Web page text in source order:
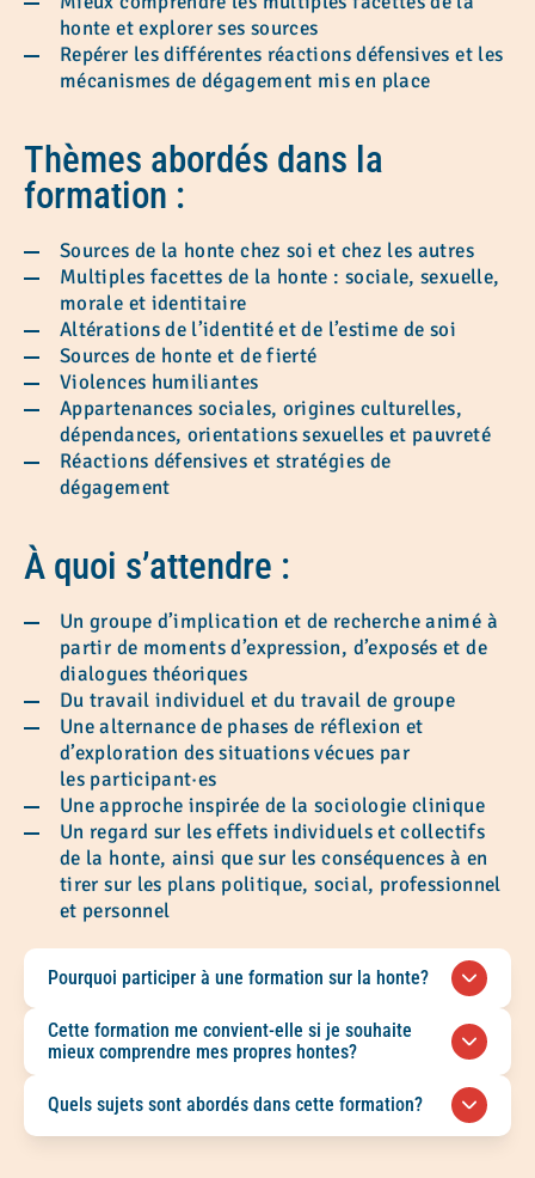
honte et explorer ses sources
Repérer les différentes réactions défensives et les
mécanismes de dégagement mis en place
Thèmes abordés dans la
formation :
Sources de la honte chez soi et chez les autres
Multiples facettes de la honte : sociale, sexuelle,
morale et identitaire
Altérations de l’identité et de l’estime de soi
Sources de honte et de fierté
Violences humiliantes
Appartenances sociales, origines culturelles,
dépendances, orientations sexuelles et pauvreté
Réactions défensives et stratégies de
dégagement
À quoi s’attendre :
Un groupe d’implication et de recherche animé à
partir de moments d’expression, d’exposés et de
dialogues théoriques
Du travail individuel et du travail de groupe
Une alternance de phases de réflexion et
d’exploration des situations vécues par
les participant·es
Une approche inspirée de la sociologie clinique
Un regard sur les effets individuels et collectifs
de la honte, ainsi que sur les conséquences à en
tirer sur les plans politique, social, professionnel
et personnel
Pourquoi participer à une formation sur la honte?
Suivre une formation sur la honte à Montréal
permet de mieux comprendre ce sentiment, ses
soi et les relations avec les autres.
Cette formation me convient-elle si je souhaite
mieux comprendre mes propres hontes?
Oui. Cette formation s’adresse à toute personne
désirant explorer les sources de la honte dans sa
vie et mieux reconnaître les réactions qu’elle
Quels sujets sont abordés dans cette formation?